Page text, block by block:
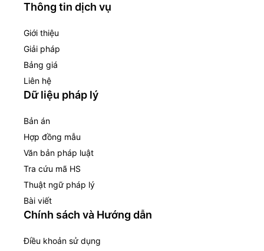
Thông tin dịch vụ
Giới thiệu
Giải pháp
Bảng giá
Liên hệ
Dữ liệu pháp lý
Bản án
Hợp đồng mẫu
Văn bản pháp luật
Tra cứu mã HS
Thuật ngữ pháp lý
Bài viết
Chính sách và Hướng dẫn
Điều khoản sử dụng